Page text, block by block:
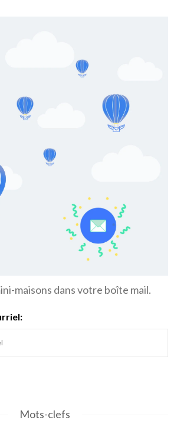
maisons dans votre boîte mail.
Mots-clefs